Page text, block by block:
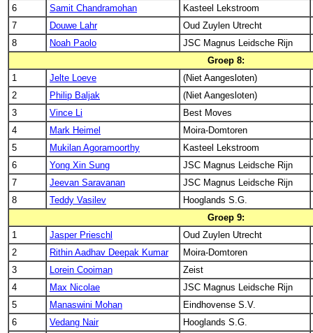
6
Samit Chandramohan
Kasteel Lekstroom
7
Douwe Lahr
Oud Zuylen Utrecht
8
Noah Paolo
JSC Magnus Leidsche Rijn
Groep 8:
1
Jelte Loeve
(Niet Aangesloten)
2
Philip Baljak
(Niet Aangesloten)
3
Vince Li
Best Moves
4
Mark Heimel
Moira-Domtoren
5
Mukilan Agoramoorthy
Kasteel Lekstroom
6
Yong Xin Sung
JSC Magnus Leidsche Rijn
7
Jeevan Saravanan
JSC Magnus Leidsche Rijn
8
Teddy Vasilev
Hooglands S.G.
Groep 9:
1
Jasper Prieschl
Oud Zuylen Utrecht
2
Rithin Aadhav Deepak Kumar
Moira-Domtoren
3
Lorein Cooiman
Zeist
4
Max Nicolae
JSC Magnus Leidsche Rijn
5
Manaswini Mohan
Eindhovense S.V.
6
Vedang Nair
Hooglands S.G.